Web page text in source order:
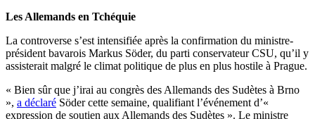
Les Allemands en Tchéquie
La controverse s’est intensifiée après la confirmation du ministre-
président bavarois Markus Söder, du parti conservateur CSU, qu’il y
assisterait malgré le climat politique de plus en plus hostile à Prague.
« Bien sûr que j’irai au congrès des Allemands des Sudètes à Brno
», a déclaré Söder cette semaine, qualifiant l’événement d’«
expression de soutien aux Allemands des Sudètes ». Le ministre